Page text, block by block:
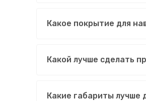
Какое покрытие для
Какой лучше сделать
Какие габариты лучше